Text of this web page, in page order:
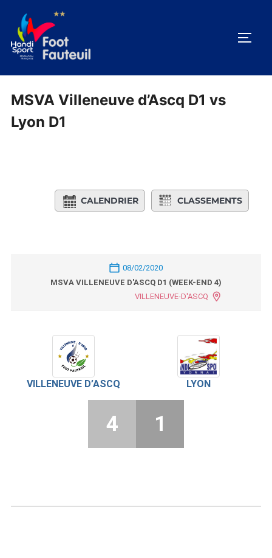
contenu
MSVA Villeneuve d’Ascq D1 vs
Lyon D1
CALENDRIER CLASSEMENTS
08/02/2020
MSVA VILLENEUVE D'ASCQ D1 (WEEK-END 4)
VILLENEUVE-D'ASCQ
VILLENEUVE D’ASCQ LYON
4 1